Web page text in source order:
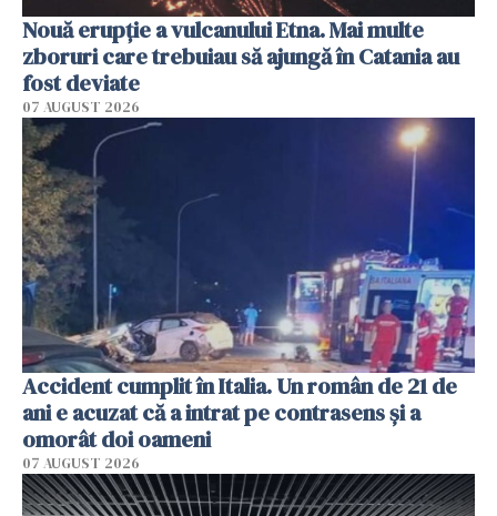
Nouă erupție a vulcanului Etna. Mai multe
zboruri care trebuiau să ajungă în Catania au
fost deviate
07 AUGUST 2026
Accident cumplit în Italia. Un român de 21 de
ani e acuzat că a intrat pe contrasens și a
omorât doi oameni
07 AUGUST 2026